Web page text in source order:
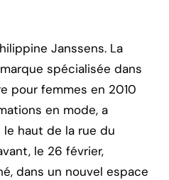
Janssens. La
spécialisée dans
pour femmes en 2010
en mode, a
haut de la rue du
le 26 février,
dans un nouvel espace